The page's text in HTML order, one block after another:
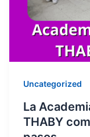
Uncategorized
La
THABY